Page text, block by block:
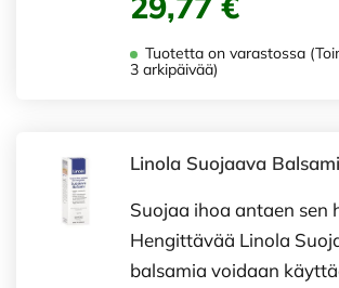
Tuotetta on varastossa
3 arkipäivää)
Linola Suojaava
Suojaa ihoa antaen sen
Hengittävää Linola
balsamia voidaan